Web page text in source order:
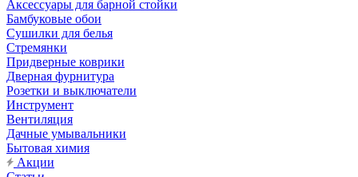
Аксессуары для барной стойки
Бамбуковые обои
Сушилки для белья
Стремянки
Придверные коврики
Дверная фурнитура
Розетки и выключатели
Инструмент
Вентиляция
Дачные умывальники
Бытовая химия
Акции